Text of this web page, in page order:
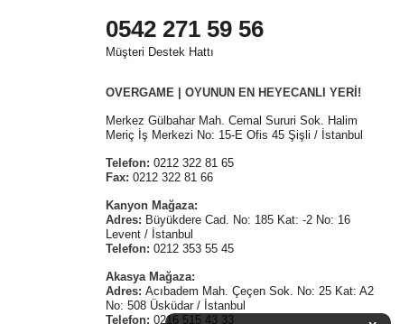
0542 271 59 56
Müşteri Destek Hattı
OVERGAME | OYUNUN EN HEYECANLI YERİ!
Merkez Gülbahar Mah. Cemal Sururi Sok. Halim
Meriç İş Merkezi No: 15-E Ofis 45 Şişli / İstanbul
Telefon: 0212 322 81 65
Fax: 0212 322 81 66
Kanyon Mağaza:
Adres: Büyükdere Cad. No: 185 Kat: -2 No: 16
Levent / İstanbul
Telefon: 0212 353 55 45
Akasya Mağaza:
Adres: Acıbadem Mah. Çeçen Sok. No: 25 Kat: A2
No: 508 Üsküdar / İstanbul
Telefon: 0216 515 43 33